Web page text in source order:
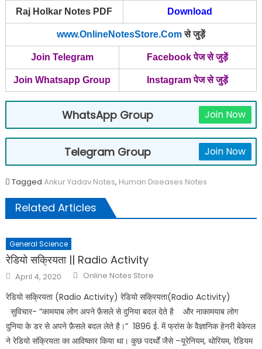
Raj Holkar Notes PDF Download
www.OnlineNotesStore.Comसे जुड़ें
Join Telegram Facebook पेज से जुड़ें
Join Whatsapp Group Instagram पेज से जुड़ें
WhatsApp Group Join Now
Telegram Group Join Now
Tagged Ankur Yadav Notes, Human Diseases Notes
Related Articles
General Science
रेडियो सक्रियता || Radio Activity
April 4, 2020 Online Notes Store
रेडियो सक्रियता (Radio Activity) रेडियो सक्रियता(Radio Activity)
सुविचार- “कामयाब लोग अपने फ़ैसले से दुनिया बदल देते है और नाकामयाब लोग
दुनिया के डर से अपने फ़ैसले बदल लेते है।” 1896 ई. में फ्रांस के वैज्ञानिक हेनरी बेकेरल
ने रेडियो संक्रियता का आविष्कार किया था। कुछ पदर्थों जैसे –यूरेनियम, थोरियम, रेडियम